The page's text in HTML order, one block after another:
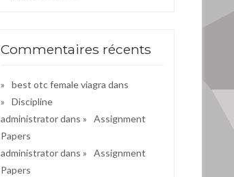
Commentaires récents
best otc female viagra dans
Discipline
administratordans
Assignment
Papers
administratordans
Assignment
Papers